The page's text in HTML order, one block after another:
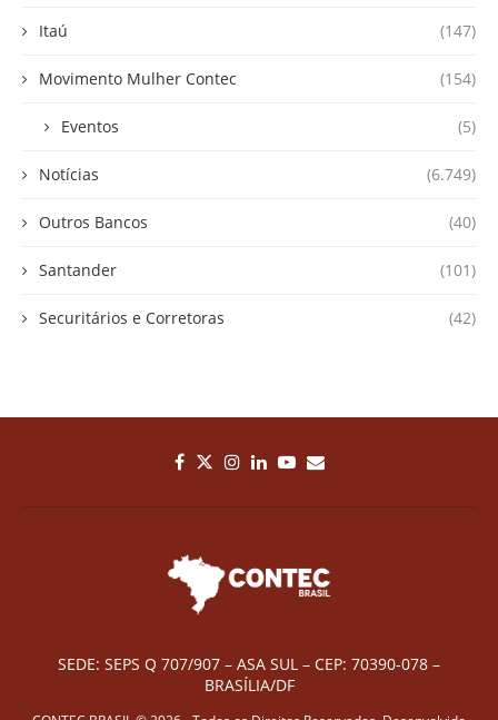
Itaú (147)
Movimento Mulher Contec (154)
Eventos (5)
Notícias (6.749)
Outros Bancos (40)
Santander (101)
Securitários e Corretoras (42)
SEDE: SEPS Q 707/907 – ASA SUL – CEP: 70390-078 –
BRASÍLIA/DF